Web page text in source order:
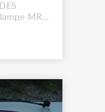
MR16
graduable.